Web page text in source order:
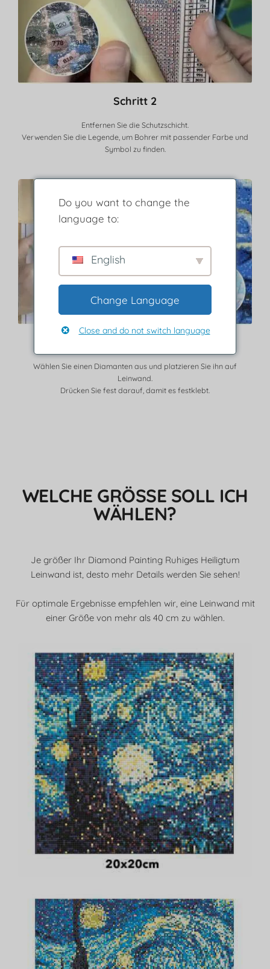
Schritt 2
Entfernen Sie die Schutzschicht.
Verwenden Sie die Legende, um Bohrer mit passender Farbe und
Symbol zu finden.
Wählen Sie einen Diamanten aus und platzieren Sie ihn auf
Leinwand.
Drücken Sie fest darauf, damit es festklebt.
WELCHE GRÖSSE SOLL ICH W
ÄHLEN?
Je größer Ihr Diamond Painting Ruhiges Heiligtum
Leinwand ist, desto mehr Details werden Sie sehen!
Für optimale Ergebnisse empfehlen wir, eine Leinwand mit
einer Größe von mehr als 40 cm zu wählen.
Do you want to change the
language to:
English
Change Language
Close and do not switch language